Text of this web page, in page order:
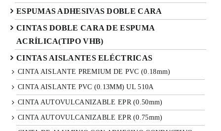
ESPUMAS ADHESIVAS DOBLE CARA
CINTAS DOBLE CARA DE ESPUMA
ACRÍLICA(TIPO VHB)
CINTAS AISLANTES ELÉCTRICAS
CINTA AISLANTE PREMIUM DE PVC (0.18mm)
CINTA AISLANTE PVC (0.13MM) UL 510A
CINTA AUTOVULCANIZABLE EPR (0.50mm)
CINTA AUTOVULCANIZABLE EPR (0.75mm)